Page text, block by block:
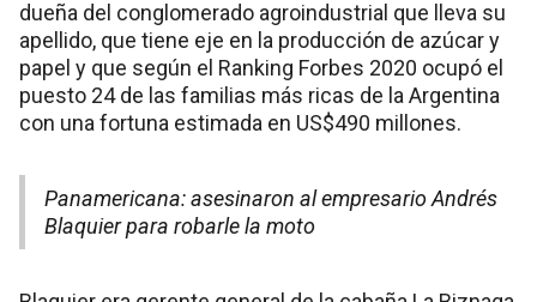
dueña del conglomerado agroindustrial que lleva su
apellido, que tiene eje en la producción de azúcar y
papel y que según el Ranking Forbes 2020 ocupó el
puesto 24 de las familias más ricas de la Argentina
con una fortuna estimada en US$490 millones.
Panamericana: asesinaron al empresario Andrés
Blaquier para robarle la moto